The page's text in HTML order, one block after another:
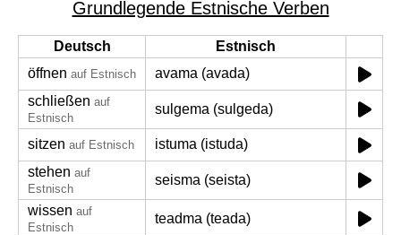
Grundlegende Estnische Verben
Deutsch
Estnisch
öffnen auf Estnisch
avama (avada)
schließen auf
Estnisch
sulgema (sulgeda)
sitzen auf Estnisch
istuma (istuda)
stehen auf
Estnisch
seisma (seista)
wissen auf
Estnisch
teadma (teada)